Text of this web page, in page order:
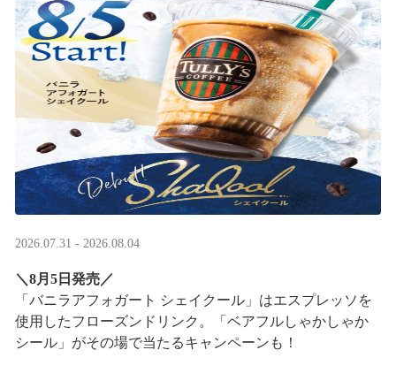
2026.07.31 - 2026.08.04
＼8月5日発売／
「バニラアフォガート シェイクール」はエスプレッソを
使用したフローズンドリンク。「ベアフルしゃかしゃか
シール」がその場で当たるキャンペーンも！